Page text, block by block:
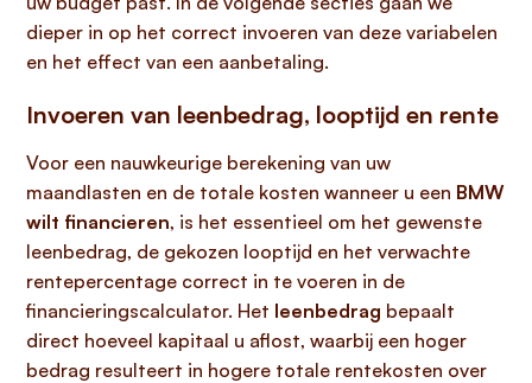
dieper in op het correct invoeren van deze variabelen
en het effect van een aanbetaling.
Invoeren van leenbedrag, looptijd en rente
Voor een nauwkeurige berekening van uw
maandlasten en de totale kosten wanneer u een BMW
wilt financieren, is het essentieel om het gewenste
leenbedrag, de gekozen looptijd en het verwachte
rentepercentage correct in te voeren in de
financieringscalculator. Het leenbedrag bepaalt
direct hoeveel kapitaal u aflost, waarbij een hoger
bedrag resulteert in hogere totale rentekosten over